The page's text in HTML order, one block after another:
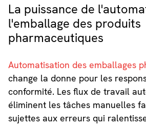
La puissance de
l'emballage des produits
pharmaceutiques
Automatisation des emballages
change la donne pour les
conformité. Les flux de travail
éliminent les tâches manuelles
sujettes aux erreurs qui